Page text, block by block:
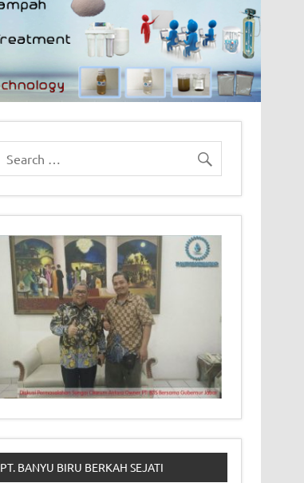
PT. BANYU BIRU BERKAH SEJATI